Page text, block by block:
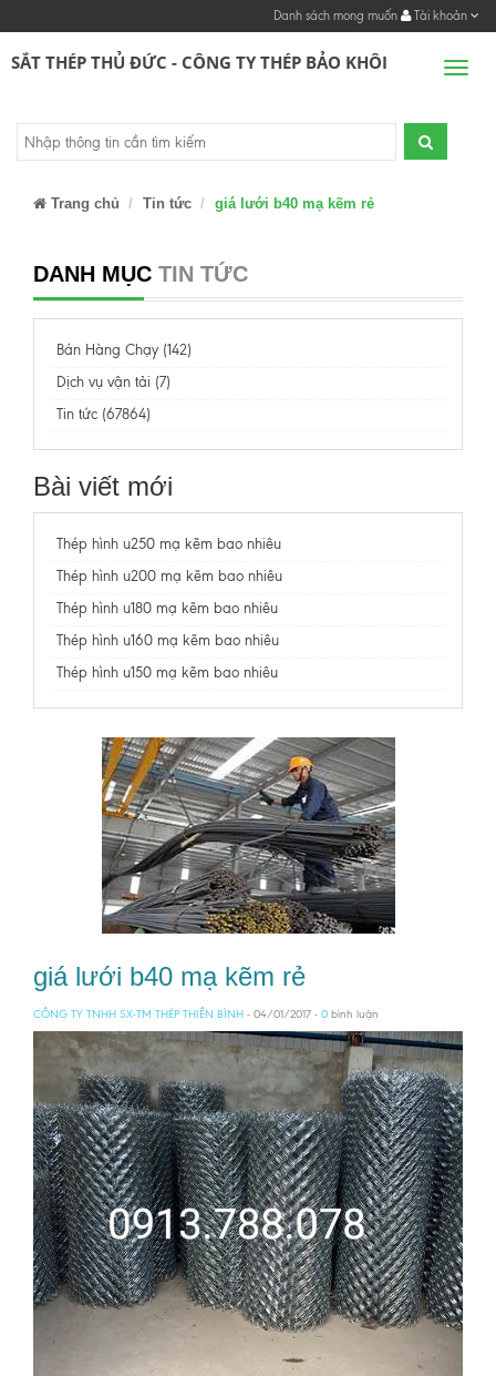
Danh sách mong muốn Tài khoản
SẮT THÉP THỦ ĐỨC - CÔNG TY THÉP BẢO KHÔI
Trang chủ Tin tức giá lưới b40 mạ kẽm rẻ
DANH MỤC TIN TỨC
Bán Hàng Chạy (142)
Dịch vụ vận tải (7)
Tin tức (67864)
Bài viết mới
Thép hình u250 mạ kẽm bao nhiêu
Thép hình u200 mạ kẽm bao nhiêu
Thép hình u180 mạ kẽm bao nhiêu
Thép hình u160 mạ kẽm bao nhiêu
Thép hình u150 mạ kẽm bao nhiêu
giá lưới b40 mạ kẽm rẻ
CÔNG TY TNHH SX-TM THÉP THIÊN BÌNH - 04/01/2017 - 0 bình luận